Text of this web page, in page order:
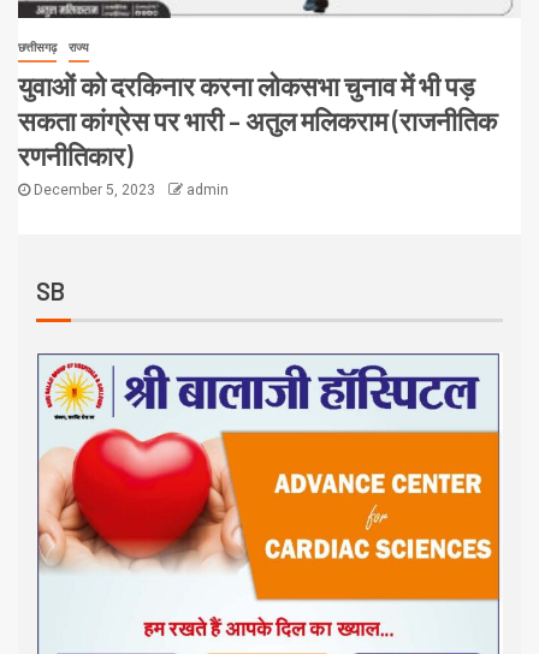
छत्तीसगढ़ राज्य
युवाओं को दरकिनार करना लोकसभा चुनाव में भी पड़
सकता कांग्रेस पर भारी – अतुल मलिकराम (राजनीतिक
रणनीतिकार)
December 5, 2023 admin
SB